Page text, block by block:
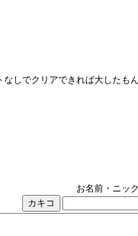
しでクリアできれば大したも
お名前・ニッ